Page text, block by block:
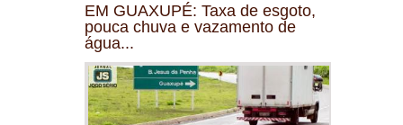
EM GUAXUPÉ: Taxa de esgoto,
pouca chuva e vazamento de
água...